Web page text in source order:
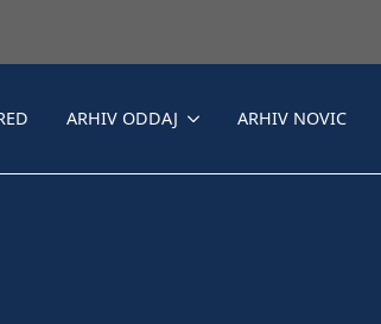
ARHIV ODDAJ ARHIV NOVIC